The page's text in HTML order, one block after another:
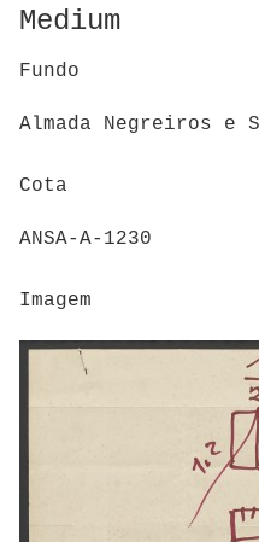
Medium
Fundo
Almada Negreiros e
Cota
ANSA-A-1230
Imagem